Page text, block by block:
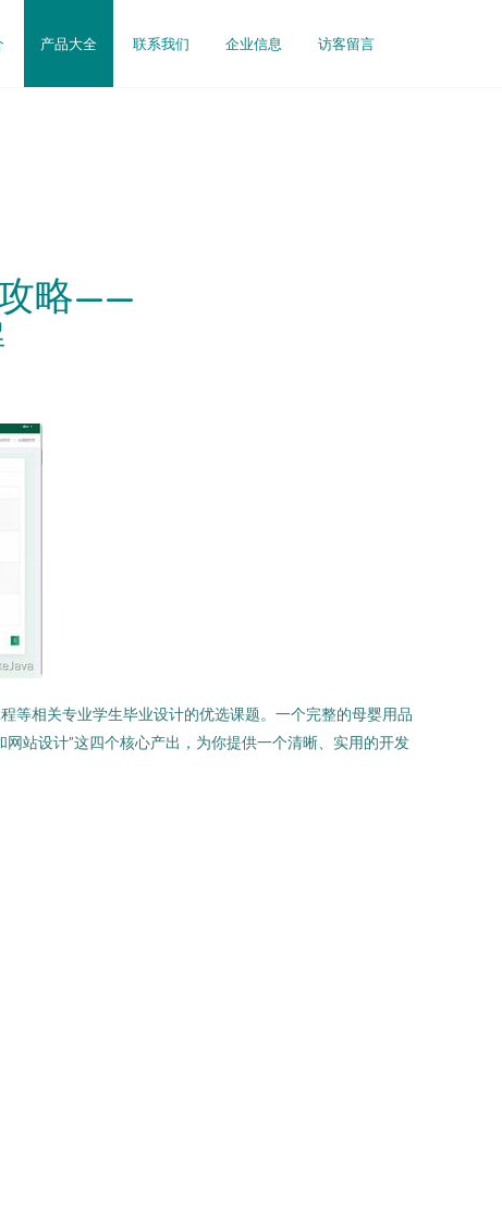
产品大全 联系我们 企业信息 访客留言
略——
等相关专业学生毕业设计的优选课题。一个完整的母婴用品
站设计”这四个核心产出，为你提供一个清晰、实用的开发